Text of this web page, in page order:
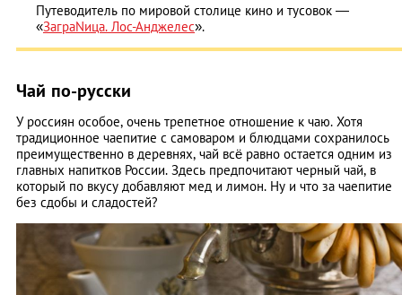
Путеводитель по мировой столице кино и тусовок —
«ЗаграNица. Лос-Анджелес».
Чай по-русски
У россиян особое, очень трепетное отношение к чаю. Хотя
традиционное чаепитие с самоваром и блюдцами сохранилось
преимущественно в деревнях, чай всё равно остается одним из
главных напитков России. Здесь предпочитают черный чай, в
который по вкусу добавляют мед и лимон. Ну и что за чаепитие
без сдобы и сладостей?